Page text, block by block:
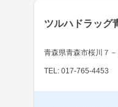
取扱店検索はこ
ツルハドラッグ
青森県青森市桜川７－
TEL: 017-765-4453